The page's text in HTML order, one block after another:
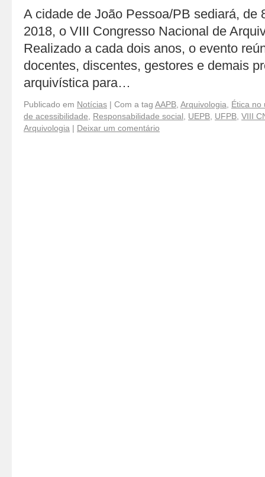
A cidade de João Pessoa/PB sediará, de
2018, o VIII Congresso Nacional de
Realizado a cada dois anos, o evento
docentes, discentes, gestores e demais
arquivística para…
Publicado em Notícias | Com a tag AAPB Arquivologia
Ética no
de acessibilidade
Responsabilidade social UEPB UFPB VIII
Arquivologia | Deixar um comentário